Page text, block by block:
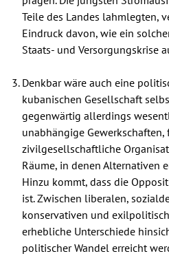
Teile des Landes lahmlegten,
Eindruck davon, wie ein
Staats- und Versorgungskrise
Denkbar wäre auch eine
kubanischen Gesellschaft
gegenwärtig allerdings
unabhängige Gewerkschaften,
zivilgesellschaftliche
Räume, in denen Alternativen
Hinzu kommt, dass die
ist. Zwischen liberalen,
konservativen und
erhebliche Unterschiede
politischer Wandel erreicht